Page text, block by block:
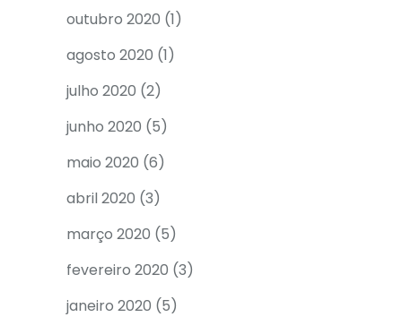
outubro 2020 (1)
agosto 2020 (1)
julho 2020 (2)
junho 2020 (5)
maio 2020 (6)
abril 2020 (3)
março 2020 (5)
fevereiro 2020 (3)
janeiro 2020 (5)